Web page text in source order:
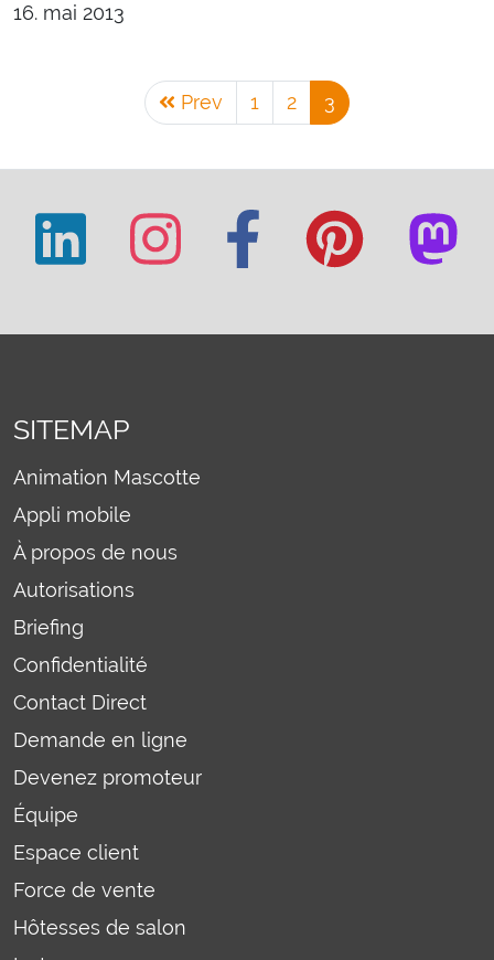
16. mai 2013
Prev 1 2 3
SITEMAP
Animation Mascotte
Appli mobile
À propos de nous
Autorisations
Briefing
Confidentialité
Contact Direct
Demande en ligne
Devenez promoteur
Équipe
Espace client
Force de vente
Hôtesses de salon